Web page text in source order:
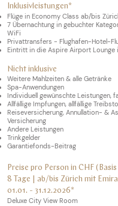
Inklusivleistungen*
Flüge in Economy Class ab/bis
7 Übernachtung in gebuchter
WiFi
Privattransfers - Flughafen-Hotel-
Eintritt in die Aspire Airport Lounge
Nicht inklusive
Weitere Mahlzeiten & alle Getränke
Spa-Anwendungen
Individuell gewünschte Leistungen,
Allfällige Impfungen, allfällige
Reiseversicherung, Annullation- &
Versicherung
Andere Leistungen
Trinkgelder
Garantiefonds-Beitrag
Preise pro Person in CHF (Basis
8 Tage | ab/bis Zürich mit
01.01. - 31.12.2026*
Deluxe City View Room